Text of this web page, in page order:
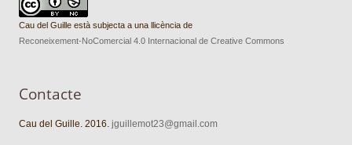
Cau del Guille està subjecta a una llicència de
Reconeixement-NoComercial 4.0 Internacional de Creative Commons
Contacte
Cau del Guille. 2016.jguillemot23@gmail.com